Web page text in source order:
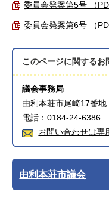
委員会発案第5号 （
委員会発案第6号 （
このページに関するお
議会事務局
由利本荘市尾崎17番地
電話：0184-24-6386
お問い合わせは専
由利本荘市議会